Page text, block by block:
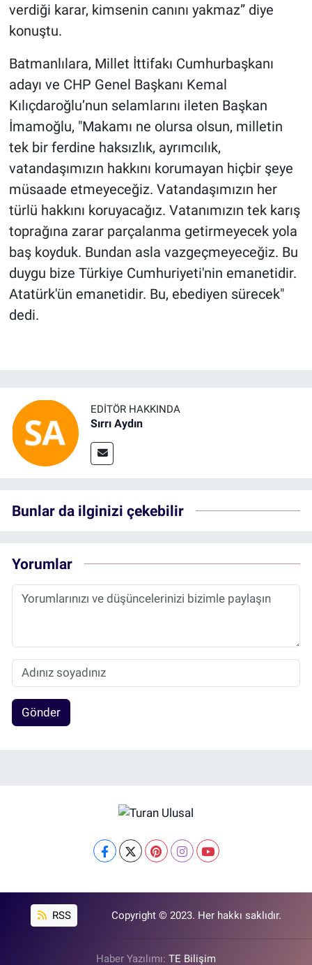
verdiği karar, kimsenin canını yakmaz” diye
konuştu.
Batmanlılara, Millet İttifakı Cumhurbaşkanı
adayı ve CHP Genel Başkanı Kemal
Kılıçdaroğlu’nun selamlarını ileten Başkan
İmamoğlu, "Makamı ne olursa olsun, milletin
tek bir ferdine haksızlık, ayrımcılık,
vatandaşımızın hakkını korumayan hiçbir şeye
müsaade etmeyeceğiz. Vatandaşımızın her
türlü hakkını koruyacağız. Vatanımızın tek karış
toprağına zarar parçalanma getirmeyecek yola
baş koyduk. Bundan asla vazgeçmeyeceğiz. Bu
duygu bize Türkiye Cumhuriyeti'nin emanetidir.
Atatürk'ün emanetidir. Bu, ebediyen sürecek"
dedi.
EDITÖR HAKKINDA
Sırrı Aydın
Bunlar da ilginizi çekebilir
Yorumlar
Gönder
RSS Copyright © 2023. Her hakkı saklıdır.
Haber Yazılımı: TE Bilişim